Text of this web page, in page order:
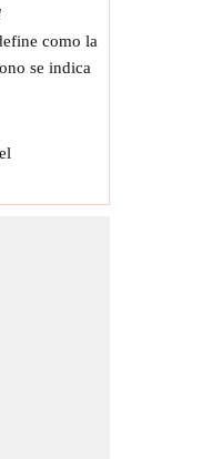
como la
se indica